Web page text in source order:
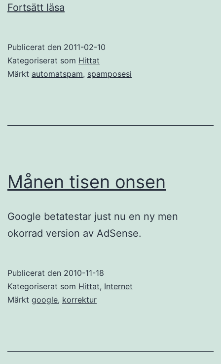
Fortsätt läsa
Publicerat den 2011-02-10
Kategoriserat som Hittat
Märkt automatspam, spamposesi
Månen tisen onsen
Google betatestar just nu en ny men
okorrad version av AdSense.
Publicerat den 2010-11-18
Kategoriserat som Hittat, Internet
Märkt google, korrektur